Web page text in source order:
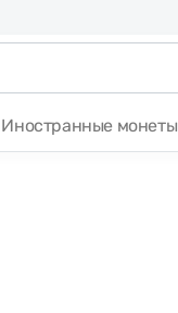
Иностранные монеты